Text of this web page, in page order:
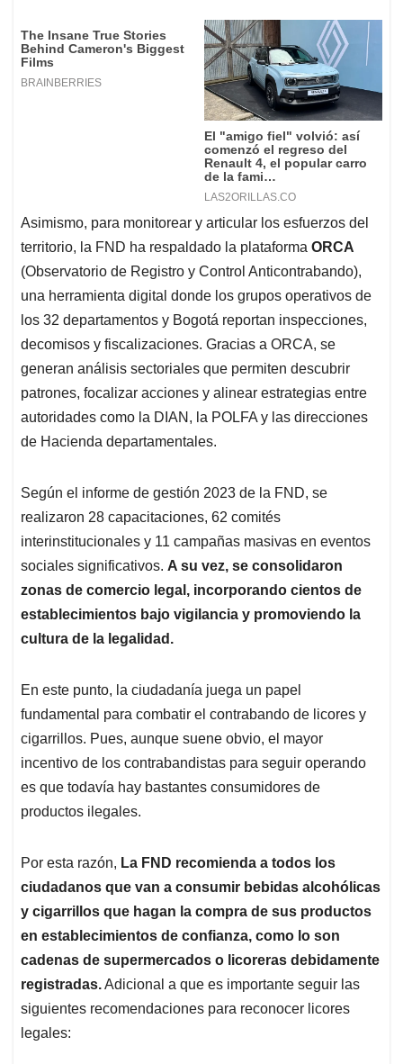
Asimismo, para monitorear y articular los esfuerzos del
territorio, la FND ha respaldado la plataforma ORCA
(Observatorio de Registro y Control Anticontrabando),
una herramienta digital donde los grupos operativos de
los 32 departamentos y Bogotá reportan inspecciones,
decomisos y fiscalizaciones. Gracias a ORCA, se
generan análisis sectoriales que permiten descubrir
patrones, focalizar acciones y alinear estrategias entre
autoridades como la DIAN, la POLFA y las direcciones
de Hacienda departamentales.
Según el informe de gestión 2023 de la FND, se
realizaron 28 capacitaciones, 62 comités
interinstitucionales y 11 campañas masivas en eventos
sociales significativos. A su vez, se consolidaron
zonas de comercio legal, incorporando cientos de
establecimientos bajo vigilancia y promoviendo la
cultura de la legalidad.
En este punto, la ciudadanía juega un papel
fundamental para combatir el contrabando de licores y
cigarrillos. Pues, aunque suene obvio, el mayor
incentivo de los contrabandistas para seguir operando
es que todavía hay bastantes consumidores de
productos ilegales.
Por esta razón, La FND recomienda a todos los
ciudadanos que van a consumir bebidas alcohólicas
y cigarrillos que hagan la compra de sus productos
en establecimientos de confianza, como lo son
cadenas de supermercados o licoreras debidamente
registradas.Adicional a que es importante seguir las
siguientes recomendaciones para reconocer licores
legales: